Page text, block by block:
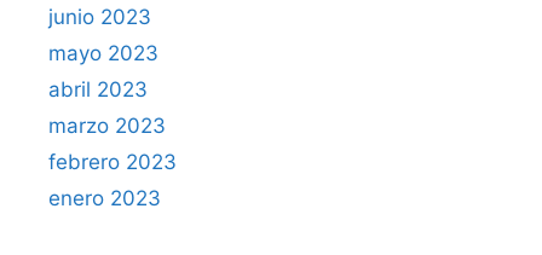
junio 2023
mayo 2023
abril 2023
marzo 2023
febrero 2023
enero 2023